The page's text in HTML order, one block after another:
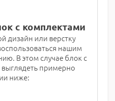
с комплектами
дизайн или верстку
нашим
В этом случае блок с
примерно
ниже: